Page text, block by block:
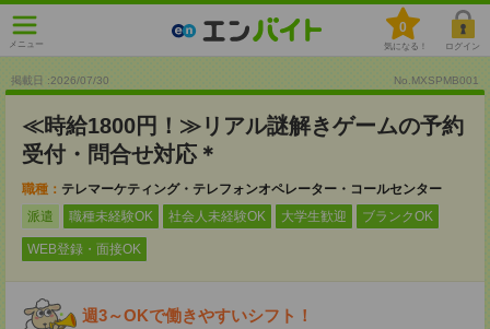
メニュー
0
気になる！ ログイン
掲載日 :2026/07/30 No.MXSPMB001
≪時給1800円！≫リアル謎解きゲームの予約
受付・問合せ対応＊
職種： テレマーケティング・テレフォンオペレーター・コールセンター
派遣
職種未経験OK 社会人未経験OK 大学生歓迎 ブランクOK
WEB登録・面接OK
週3～OKで働きやすいシフト！